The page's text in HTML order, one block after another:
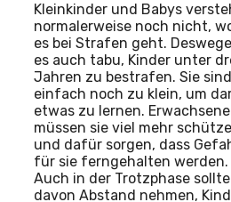
Kleinkinder und Babys
normalerweise noch nicht,
es bei Strafen geht.
es auch tabu, Kinder unter
Jahren zu bestrafen. Sie sind
einfach noch zu klein, um
etwas zu lernen. Erwachsene
müssen sie viel mehr
und dafür sorgen, dass
für sie ferngehalten werden.
Auch in der Trotzphase
davon Abstand nehmen,